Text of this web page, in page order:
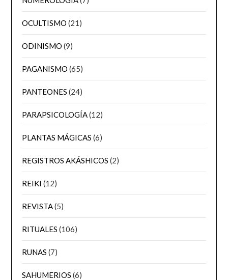
OCULTISMO (21)
ODINISMO (9)
PAGANISMO (65)
PANTEONES (24)
PARAPSICOLOGÍA(12)
PLANTAS MÁGICAS (6)
REGISTROS AKÁSHICOS (2)
REIKI (12)
REVISTA(5)
RITUALES (106)
RUNAS (7)
SAHUMERIOS (6)